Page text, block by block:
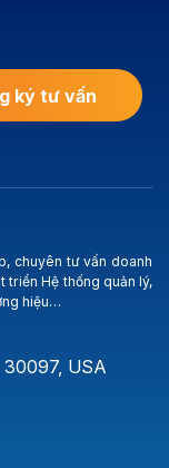
…). Smartland […]
ký tư vấn
chuyên tư vấn doanh
triển Hệ thống quản lý,
hiệu…
USA